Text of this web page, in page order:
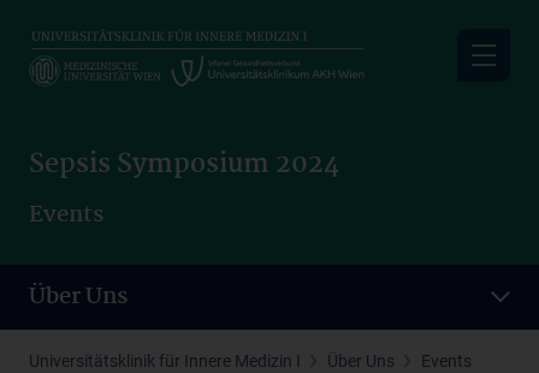
main
Sepsis Symposium 2024
Events
Über Uns
Universitätsklinik für Innere Medizin I Über Uns
Events